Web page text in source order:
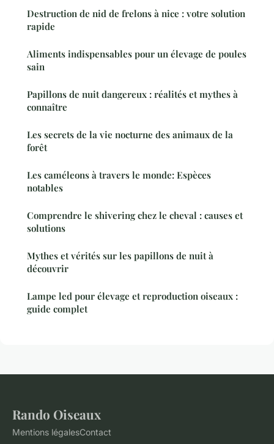
Destruction de nid de frelons à nice : votre solution
rapide
Aliments indispensables pour un élevage de poules
sain
Papillons de nuit dangereux : réalités et mythes à
connaître
Les secrets de la vie nocturne des animaux de la
forêt
Les caméleons à travers le monde: Espèces
notables
Comprendre le shivering chez le cheval : causes et
solutions
Mythes et vérités sur les papillons de nuit à
découvrir
Lampe led pour élevage et reproduction oiseaux :
guide complet
Rando Oiseaux
Mentions légalesContact